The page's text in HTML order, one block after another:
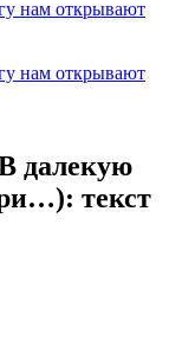
нам открывают
нам открывают
далекую
текст